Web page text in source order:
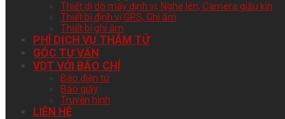
Thiết dị dò máy định vị, Nghe lén, Camera giấu kín
Thiết bị định vị GPS, Ghi âm
Thiết bị ghi âm
PHÍ DỊCH VỤ THÁM TỬ
GÓC TƯ VẤN
VDT VỚI BÁO CHÍ
Báo điện tử
Báo giấy
Truyền hình
LIÊN HỆ